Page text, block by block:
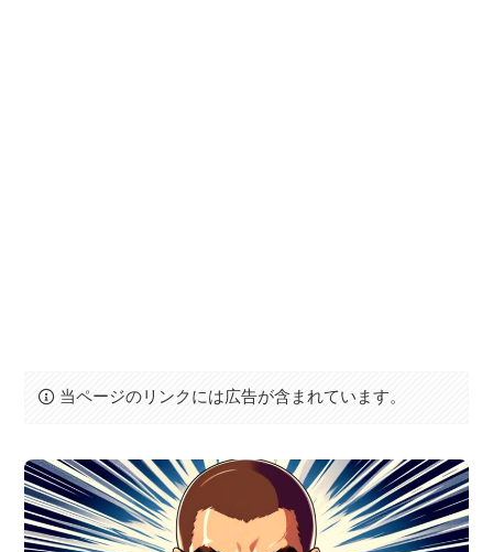
当ページのリンクには広告が含まれています。